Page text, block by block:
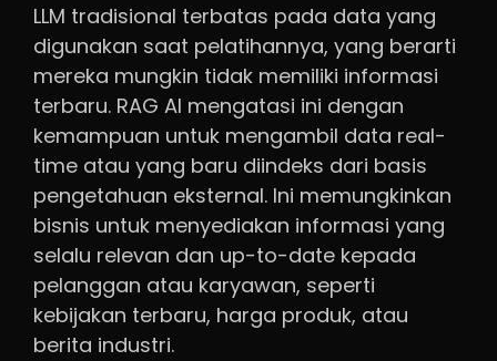
LLM tradisional terbatas pada data yang
digunakan saat pelatihannya, yang berarti
mereka mungkin tidak memiliki informasi
terbaru. RAG AI mengatasi ini dengan
kemampuan untuk mengambil data real-
time atau yang baru diindeks dari basis
pengetahuan eksternal. Ini memungkinkan
bisnis untuk menyediakan informasi yang
selalu relevan dan up-to-date kepada
pelanggan atau karyawan, seperti
kebijakan terbaru, harga produk, atau
berita industri.